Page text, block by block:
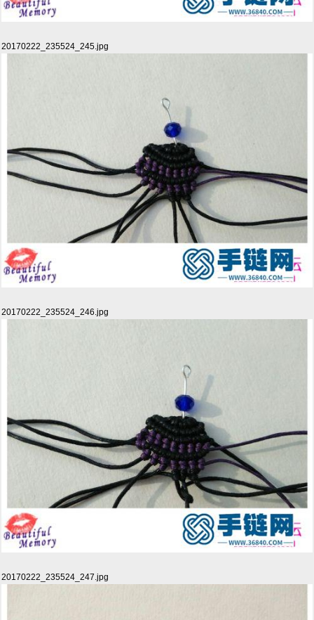
20170222_235524_245.jpg
20170222_235524_246.jpg
20170222_235524_247.jpg